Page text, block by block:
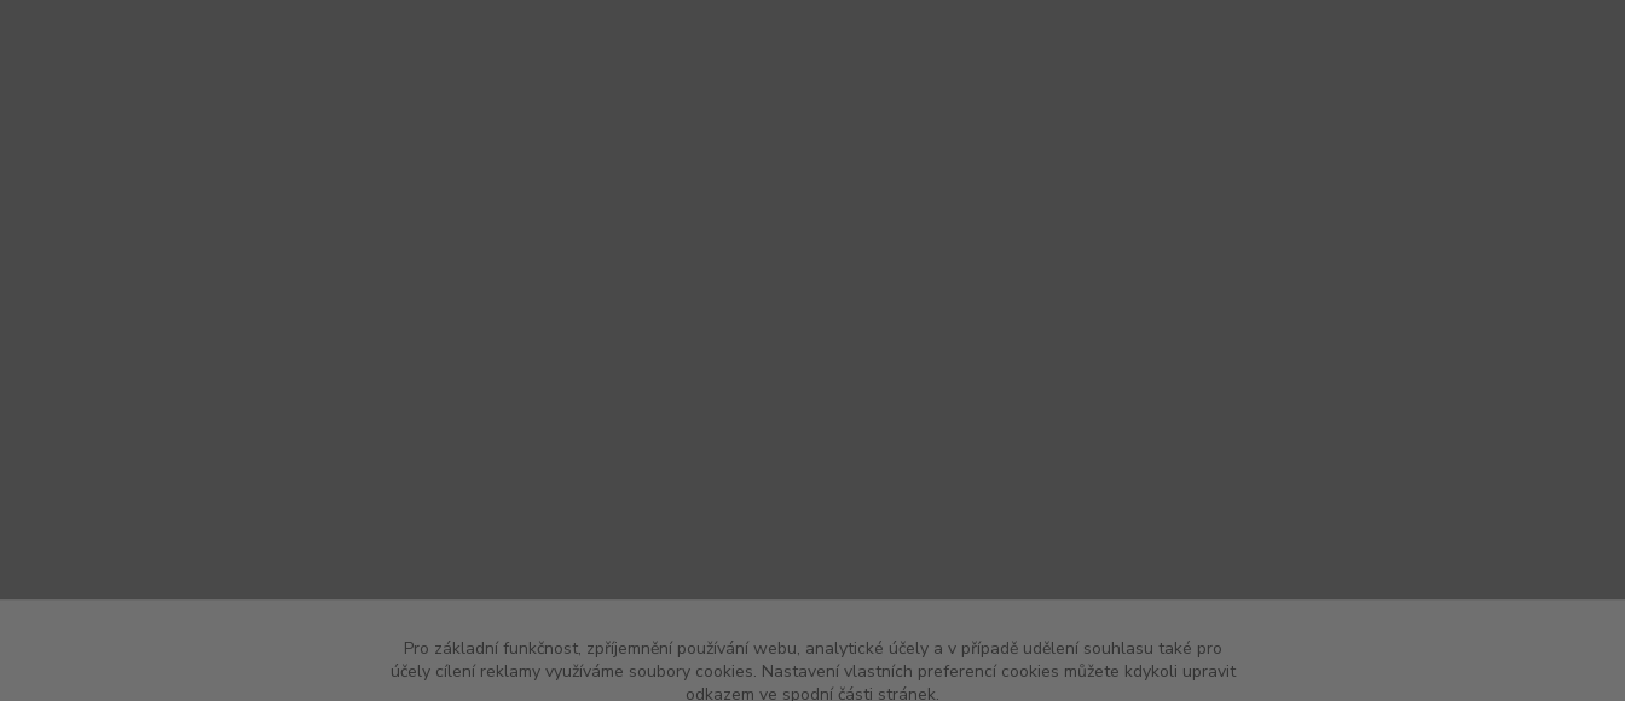
Pro základní funkčnost, zpříjemnění používání webu, analytické účely a v případě udělení souhlasu také pro
účely cílení reklamy využíváme soubory cookies. Nastavení vlastních preferencí cookies můžete kdykoli upravit
odkazem ve spodní části stránek.